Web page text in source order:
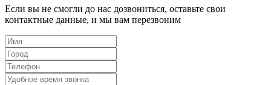
Если вы не смогли до нас дозвониться, оставьте свои
контактные данные, и мы вам перезвоним